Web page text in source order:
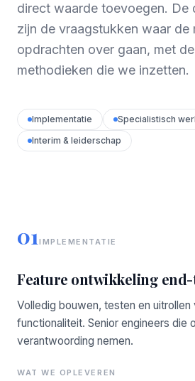
direct waarde toevoegen. De
zijn de vraagstukken waar de
opdrachten over gaan, met
methodieken die we inzetten.
Implementatie
Specialistisch
Interim & leiderschap
01IMPLEMENTATIE
Feature ontwikkeling
Volledig bouwen, testen en uitrollen
functionaliteit. Senior engineers die
verantwoording nemen.
WAT WE OPLEVEREN